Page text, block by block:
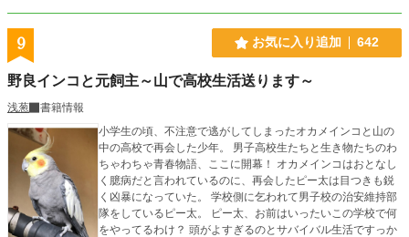
9 お気に入り追加 642
野良インコと元飼主～山で高校生活送ります～
浅葱
書籍情報
小学生の頃、不注意で逃がしてしまったオカメインコと山の
中の高校で再会した少年。 男子高校生たちと生き物たちのわ
ちゃわちゃ青春物語、ここに開幕！ オカメインコはおとなし
く臆病だと言われているのに、再会したピー太は目つきも鋭
く凶暴になっていた。 学校側に乞われて男子校の治安維持部
隊をしているピー太。 ピー太、お前はいったいこの学校で何
をやってるわけ？ 頭がよすぎるのとサバイバル生活ですっか